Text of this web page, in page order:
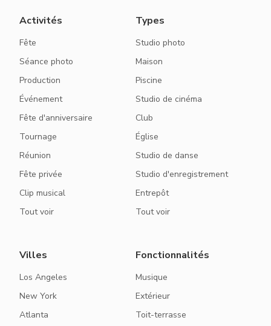
Activités
Fête
Séance photo
Production
Événement
Fête d'anniversaire
Tournage
Réunion
Fête privée
Clip musical
Tout voir
Types
Studio photo
Maison
Piscine
Studio de cinéma
Club
Église
Studio de danse
Studio d'enregistrement
Entrepôt
Tout voir
Villes
Los Angeles
New York
Atlanta
Fonctionnalités
Musique
Extérieur
Toit-terrasse